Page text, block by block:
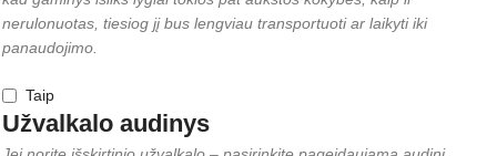
nerulonuotas, tiesiog jį bus lengviau transportuoti ar laikyti iki
panaudojimo.
Taip
Užvalkalo audinys